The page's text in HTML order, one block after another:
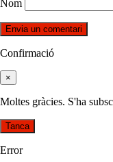
Nom
Confirmació
×
Moltes gràcies. S'ha
Tanca
Error